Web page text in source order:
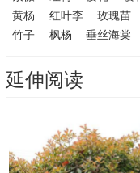
黄杨
红叶李 玫瑰苗
竹子
枫杨 垂丝海棠
延伸阅读